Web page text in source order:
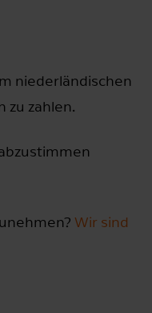
niederländischen
zu zahlen.
Wir sind